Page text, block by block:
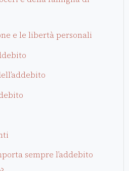
e le libertà personali
sempre l’addebito